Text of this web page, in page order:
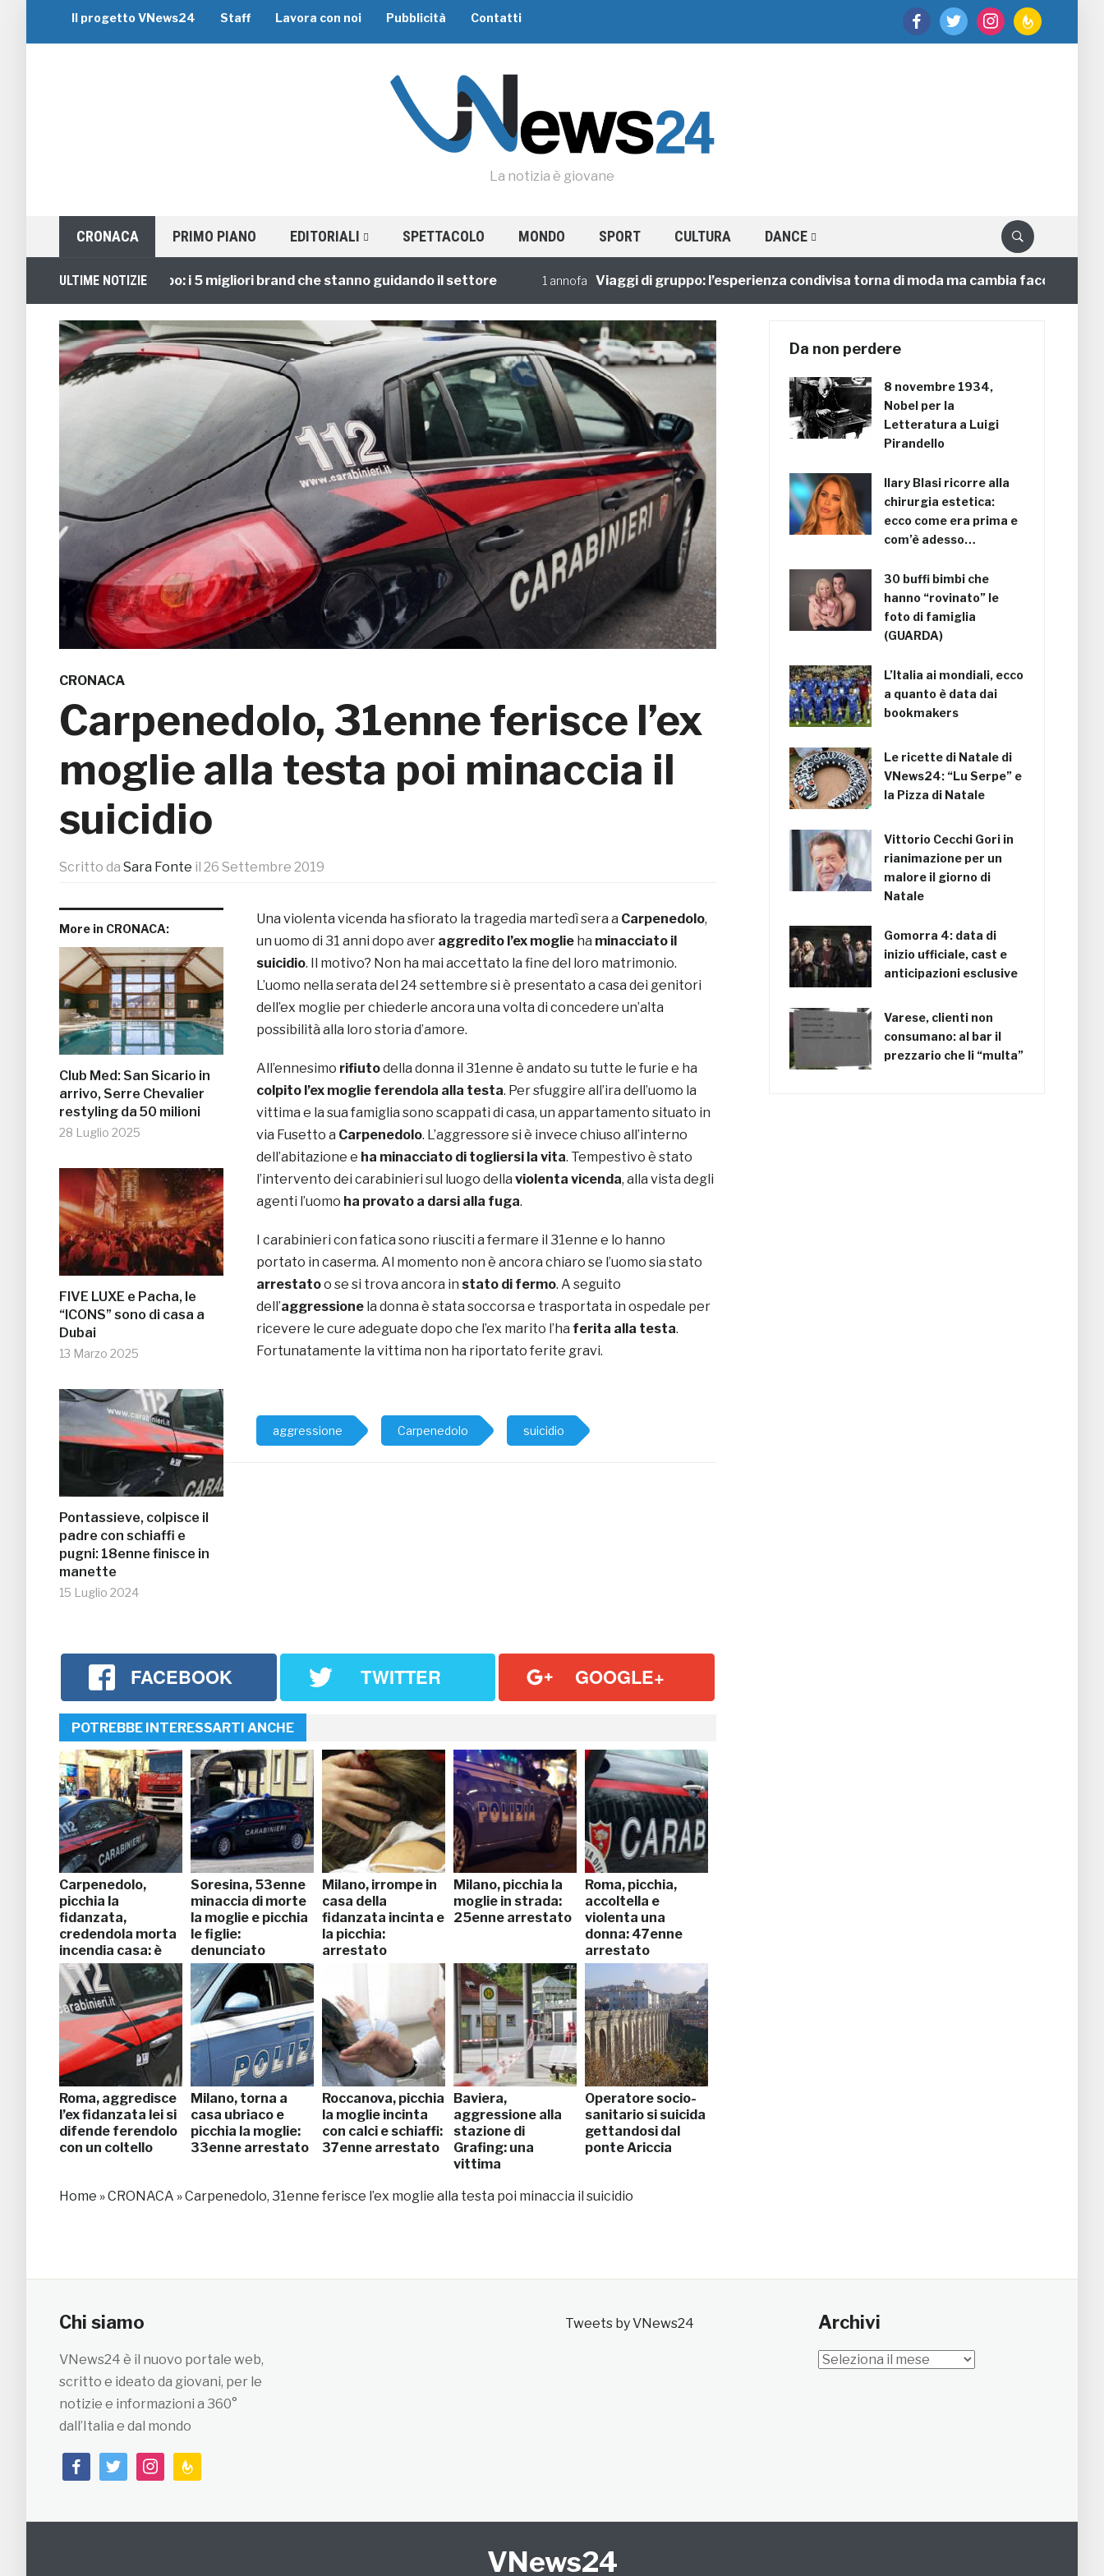
facebooktwitter instagramfeedburner
Il progetto VNews24 Staff Lavora con noi Pubblicità Contatti
La notizia è giovane
CRONACA PRIMO PIANO EDITORIALI SPETTACOLO MONDO SPORT CULTURA DANCE
ULTIME NOTIZIE
Viaggi di Gruppo: i 5 migliori brand che stanno guidando il settore 1 annofa Viaggi di gruppo: l’esperienza condivisa torna di moda ma cambia faccia
CRONACA
Carpenedolo, 31enne ferisce l’ex
moglie alla testa poi minaccia il
suicidio
Scritto da Sara Fonte il 26 Settembre 2019
More in CRONACA:
Club Med: San Sicario in
arrivo, Serre Chevalier
restyling da 50 milioni
28 Luglio 2025
FIVE LUXE e Pacha, le
“ICONS” sono di casa a
Dubai
13 Marzo 2025
Pontassieve, colpisce il
padre con schiaffi e
pugni: 18enne finisce in
manette
15 Luglio 2024
Una violenta vicenda ha sfiorato la tragedia martedì sera a Carpenedolo,
un uomo di 31 anni dopo aver aggredito l’ex moglie ha minacciato il
suicidio. Il motivo? Non ha mai accettato la fine del loro matrimonio.
L’uomo nella serata del 24 settembre si è presentato a casa dei genitori
dell’ex moglie per chiederle ancora una volta di concedere un’alta
possibilità alla loro storia d’amore.
All’ennesimo rifiutodella donna il 31enne è andato su tutte le furie e ha
colpito l’ex moglie ferendola alla testa. Per sfuggire all’ira dell’uomo la
vittima e la sua famiglia sono scappati di casa, un appartamento situato in
via Fusetto a Carpenedolo. L’aggressore si è invece chiuso all’interno
dell’abitazione e ha minacciato di togliersi la vita. Tempestivo è stato
l’intervento dei carabinieri sul luogo della violenta vicenda, alla vista degli
agenti l’uomo ha provato a darsi alla fuga.
I carabinieri con fatica sono riusciti a fermare il 31enne e lo hanno
portato in caserma. Al momento non è ancora chiaro se l’uomo sia stato
arrestatoo se si trova ancora in stato di fermo. A seguito
dell’aggressione la donna è stata soccorsa e trasportata in ospedale per
ricevere le cure adeguate dopo che l’ex marito l’ha ferita alla testa.
Fortunatamente la vittima non ha riportato ferite gravi.
aggressione Carpenedolo suicidio
FACEBOOK TWITTER GOOGLE+
POTREBBE INTERESSARTI ANCHE
Carpenedolo,
picchia la
fidanzata,
credendola morta
incendia casa: è
salva
Soresina, 53enne
minaccia di morte
la moglie e picchia
le figlie:
denunciato
Milano, irrompe in
casa della
fidanzata incinta e
la picchia:
arrestato
Milano, picchia la
moglie in strada:
25enne arrestato
Roma, picchia,
accoltella e
violenta una
donna: 47enne
arrestato
Roma, aggredisce
l’ex fidanzata lei si
difende ferendolo
con un coltello
Milano, torna a
casa ubriaco e
picchia la moglie:
33enne arrestato
Roccanova, picchia
la moglie incinta
con calci e schiaffi:
37enne arrestato
Baviera,
aggressione alla
stazione di
Grafing: una
vittima
Operatore socio-
sanitario si suicida
gettandosi dal
ponte Ariccia
Home »CRONACA »Carpenedolo, 31enne ferisce l’ex moglie alla testa poi minaccia il suicidio
Da non perdere
8 novembre 1934,
Nobel per la
Letteratura a Luigi
Pirandello
Ilary Blasi ricorre alla
chirurgia estetica:
ecco come era prima e
com’è adesso…
30 buffi bimbi che
hanno “rovinato” le
foto di famiglia
(GUARDA)
L’Italia ai mondiali, ecco
a quanto è data dai
bookmakers
Le ricette di Natale di
VNews24: “Lu Serpe” e
la Pizza di Natale
Vittorio Cecchi Gori in
rianimazione per un
malore il giorno di
Natale
Gomorra 4: data di
inizio ufficiale, cast e
anticipazioni esclusive
Varese, clienti non
consumano: al bar il
prezzario che li “multa”
Chi siamo
VNews24 è il nuovo portale web,
scritto e ideato da giovani, per le
notizie e informazioni a 360°
dall’Italia e dal mondo
facebooktwitterinstagramfeedburner
Tweets by VNews24 Archivi
Archivi
VNews24